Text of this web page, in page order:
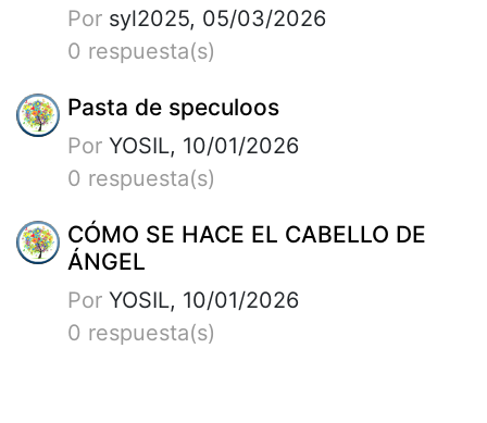
Por syl2025, 05/03/2026
0 respuesta(s)
Pasta de speculoos
Por YOSIL, 10/01/2026
0 respuesta(s)
CÓMO SE HACE EL CABELLO DE
ÁNGEL
Por YOSIL, 10/01/2026
0 respuesta(s)